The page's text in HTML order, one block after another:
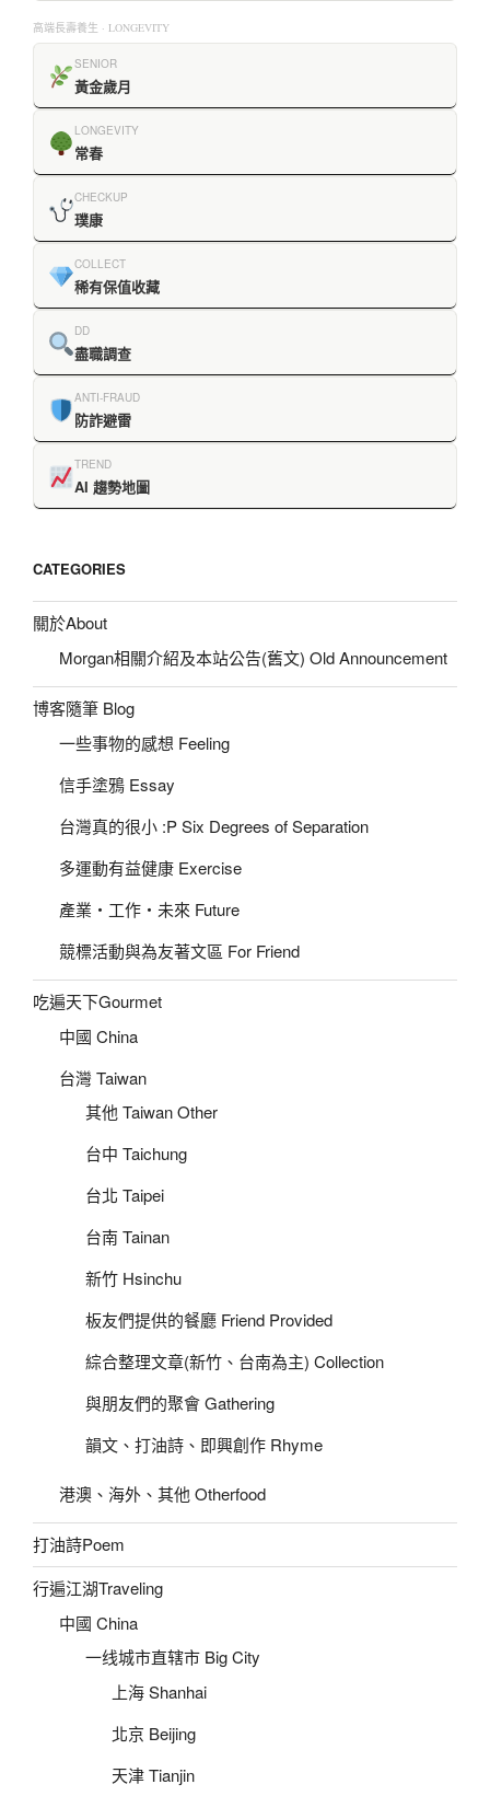
高端長壽養生 · LONGEVITY
SENIOR
黃金歲月
LONGEVITY
常春
CHECKUP
璞康
COLLECT
稀有保值收藏
DD
盡職調查
ANTI-FRAUD
防詐避雷
TREND
AI 趨勢地圖
CATEGORIES
關於About
Morgan相關介紹及本站公告(舊文) Old Announcement
博客隨筆 Blog
一些事物的感想 Feeling
信手塗鴉 Essay
台灣真的很小 :P Six Degrees of Separation
多運動有益健康 Exercise
產業‧工作‧未來 Future
競標活動與為友著文區 For Friend
吃遍天下Gourmet
中國 China
台灣 Taiwan
其他 Taiwan Other
台中 Taichung
台北 Taipei
台南 Tainan
新竹 Hsinchu
板友們提供的餐廳 Friend Provided
綜合整理文章(新竹、台南為主) Collection
與朋友們的聚會 Gathering
韻文、打油詩、即興創作 Rhyme
港澳、海外、其他 Otherfood
打油詩Poem
行遍江湖Traveling
中國 China
一线城市直辖市 Big City
上海 Shanhai
北京 Beijing
天津 Tianjin